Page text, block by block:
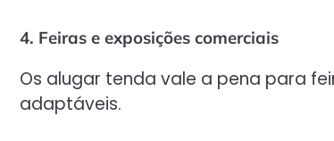
4. Feiras e exposições comerciais
Os alugar tenda vale a pena para
adaptáveis.